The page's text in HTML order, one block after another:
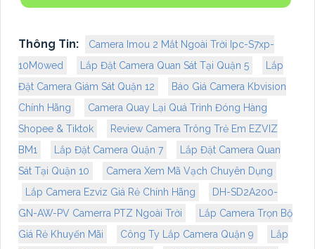
Thông Tin:
Camera Imou 2 Mắt Ngoài Trời Ipc-S7xp-
10M0wed
Lắp Đặt Camera Quan Sát Tại Quận 5
Lắp
Đặt Camera Giám Sát Quận 12
Báo Giá Camera Kbvision
Chính Hãng
Camera Quay Lại Quá Trình Đóng Hàng
Shopee & Tiktok
Review Camera Trông Trẻ Em EZVIZ
BM1
Lắp Đặt Camera Quận 7
Lắp Đặt Camera Quan
Sát Tại Quận 10
Camera Xem Mã Vạch Chuyên Dụng
Lắp Camera Ezviz Giá Rẻ Chính Hãng
DH-SD2A200-
GN-AW-PV Camerra PTZ Ngoài Trời
Lắp Camera Trọn Bộ
Giá Rẻ Khuyến Mãi
Công Ty Lắp Camera Quận 9
Lắp